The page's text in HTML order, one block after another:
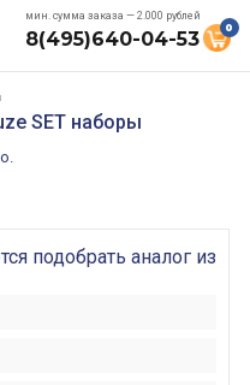
мин. сумма заказа — 2.000 рублей
8(495)640-04-53 0
SET наборы
подобрать аналог из